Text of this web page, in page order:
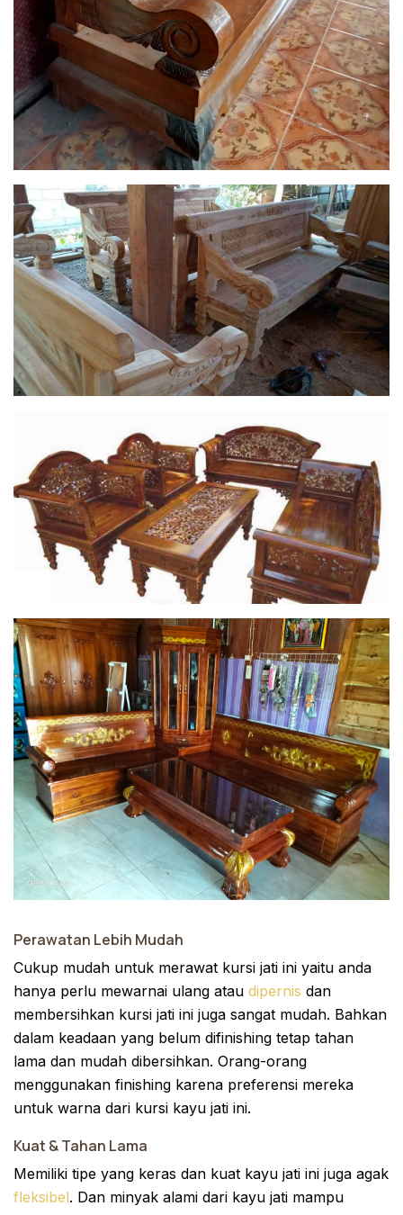
Perawatan Lebih Mudah
Cukup mudah untuk merawat kursi jati ini yaitu anda
hanya perlu mewarnai ulang atau dipernis dan
membersihkan kursi jati ini juga sangat mudah. Bahkan
dalam keadaan yang belum difinishing tetap tahan
lama dan mudah dibersihkan. Orang-orang
menggunakan finishing karena preferensi mereka
untuk warna dari kursi kayu jati ini.
Kuat & Tahan Lama
Memiliki tipe yang keras dan kuat kayu jati ini juga agak
fleksibel. Dan minyak alami dari kayu jati mampu